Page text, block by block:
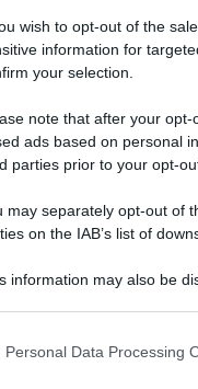
wish to opt-out of the
information for
your selection.
note that after your
ads based on personal
parties prior to your opt-
may separately opt-out of
on the IAB’s list of
information may also be
including but not
Personal Data Processing